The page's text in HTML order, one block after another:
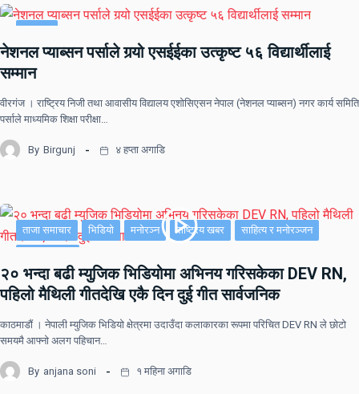
नेशनल प्याब्सन पर्साले गर्‍यो एसईईका उत्कृष्ट ५६ विद्यार्थीलाई
सम्मान
वीरगंज । राष्ट्रिय निजी तथा आवासीय विद्यालय एशोसिएसन नेपाल (नेशनल प्याब्सन) नगर कार्य समिति
पर्साले माध्यमिक शिक्षा परीक्षा…
By Birgunj ४ हप्ता अगाडि
ताजा समाचार भिडियो मनोरञ्न राष्ट्रिय खबर साहित्य र मनोरञ्जन
२० भन्दा बढी म्युजिक भिडियोमा अभिनय गरिसकेका DEV RN,
पहिलो मैथिली गीतदेखि एकै दिन दुई गीत सार्वजनिक
काठमाडौं । नेपाली म्युजिक भिडियो क्षेत्रमा उदाउँदा कलाकारका रूपमा परिचित DEV RN ले छोटो
समयमै आफ्नो अलग पहिचान…
By anjana soni १ महिना अगाडि